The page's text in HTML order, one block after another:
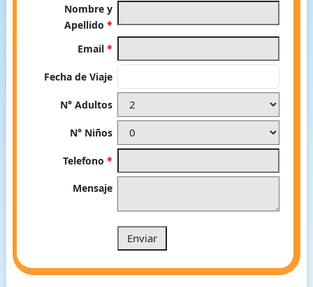
Nombre y
Apellido*
Email*
Fecha de Viaje
N° Adultos
N° Niños
Telefono*
Mensaje